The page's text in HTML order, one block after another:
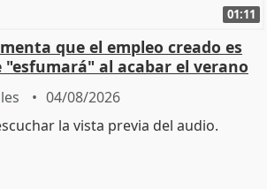
01:11
que el empleo creado es
"esfumará" al acabar el verano
04/08/2026